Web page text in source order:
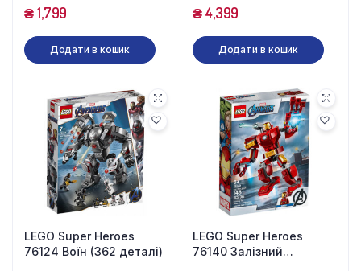
₴1,799
Додати в кошик
₴4,399
Додати в кошик
LEGO Super Heroes
76124 Воїн (362 деталі)
LEGO Super Heroes
76140 Залізний